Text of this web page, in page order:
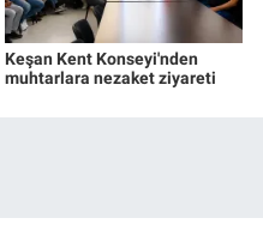
Keşan Kent Konseyi'nden
muhtarlara nezaket ziyareti